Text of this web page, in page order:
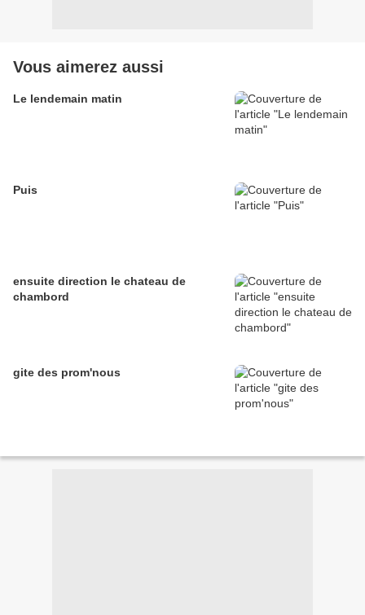
Vous aimerez aussi
Le lendemain matin
Puis
ensuite direction le chateau de
chambord
gite des prom'nous